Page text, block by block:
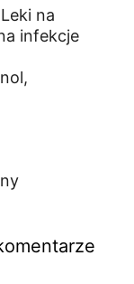
na
infekcje